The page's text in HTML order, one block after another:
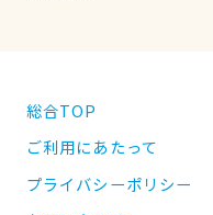
総合TOP
ご利用にあたって
プライバシーポリシー